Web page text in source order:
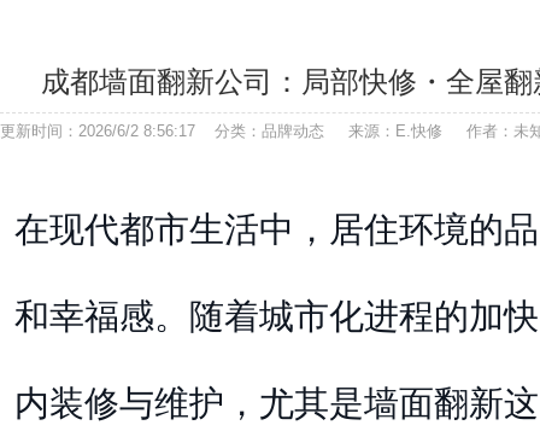
成都墙面翻新公司：局部快修・全屋
更新时间：2026/6/2 8:56:17 分类：品牌动态 来源：E.快修 作者：未
在现代都市生活中，居住环境的
和幸福感。随着城市化进程的加
内装修与维护，尤其是墙面翻新